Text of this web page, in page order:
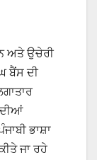
ਅਤੇ ਉਚੇਰੀ
ਬੈਂਸ ਦੀ
ਦੀਆਂ
ਭਾਸ਼ਾ
ਜਾ ਰਹੇ